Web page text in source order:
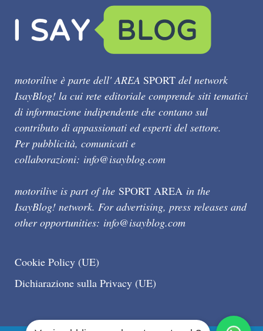
motorilive è parte dell' AREA SPORT del network
IsayBlog! la cui rete editoriale comprende siti tematici
di informazione indipendente che contano sul
contributo di appassionati ed esperti del settore.
Per pubblicità, comunicati e
collaborazioni: info@isayblog.com
motorilive is part of the SPORT AREA in the
IsayBlog! network. For advertising, press releases and
other opportunities: info@isayblog.com
Cookie Policy (UE)
Dichiarazione sulla Privacy (UE)